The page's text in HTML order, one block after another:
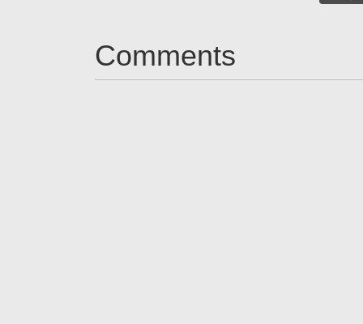
Comments